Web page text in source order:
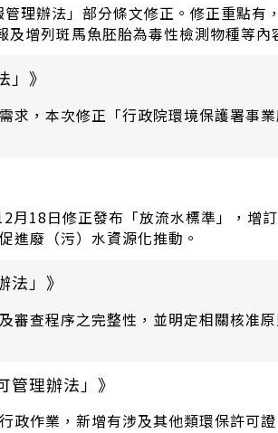
理辦法」部分條文修正。修正重點
增列斑馬魚胚胎為毒性檢測物種等內
》
求，本次修正「行政院環境保護署事
18日修正發布「放流水標準」，增
進廢（污）水資源化推動。
」》
審查程序之完整性，並明定相關核
理辦法」》
作業，新增有涉及其他類環保許可